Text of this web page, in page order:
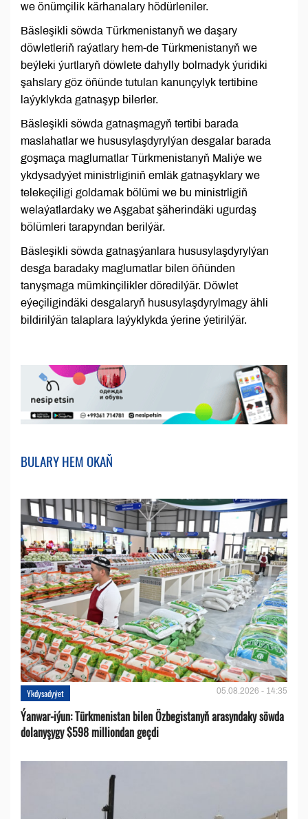
we önümçilik kärhanalary hödürleniler.
Bäsleşikli söwda Türkmenistanyň we daşary
döwletleriň raýatlary hem-de Türkmenistanyň we
beýleki ýurtlaryň döwlete dahylly bolmadyk ýuridiki
şahslary göz öňünde tutulan kanunçylyk tertibine
laýyklykda gatnaşyp bilerler.
Bäsleşikli söwda gatnaşmagyň tertibi barada
maslahatlar we hususylaşdyrylýan desgalar barada
goşmaça maglumatlar Türkmenistanyň Maliýe we
ykdysadyýet ministrliginiň emläk gatnaşyklary we
telekeçiligi goldamak bölümi we bu ministrligiň
welaýatlardaky we Aşgabat şäherindäki ugurdaş
bölümleri tarapyndan berilýär.
Bäsleşikli söwda gatnaşýanlara hususylaşdyrylýan
desga baradaky maglumatlar bilen öňünden
tanyşmaga mümkinçilikler döredilýär. Döwlet
eýeçiligindäki desgalaryň hususylaşdyrylmagy ähli
bildirilýän talaplara laýyklykda ýerine ýetirilýär.
BULARY HEM OKAŇ
Ykdysadyýet 05.08.2026 - 14:35
Ýanwar-iýun: Türkmenistan bilen Özbegistanyň arasyndaky söwda
dolanyşygy $598 milliondan geçdi